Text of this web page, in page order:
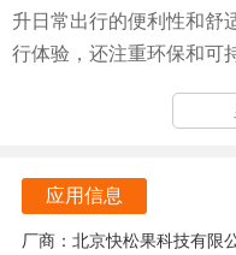
升日常出行的便利性和舒
行体验，还注重环保和可
松果出行提供多种出行方
应用信息
厂商：北京快松果科技有限